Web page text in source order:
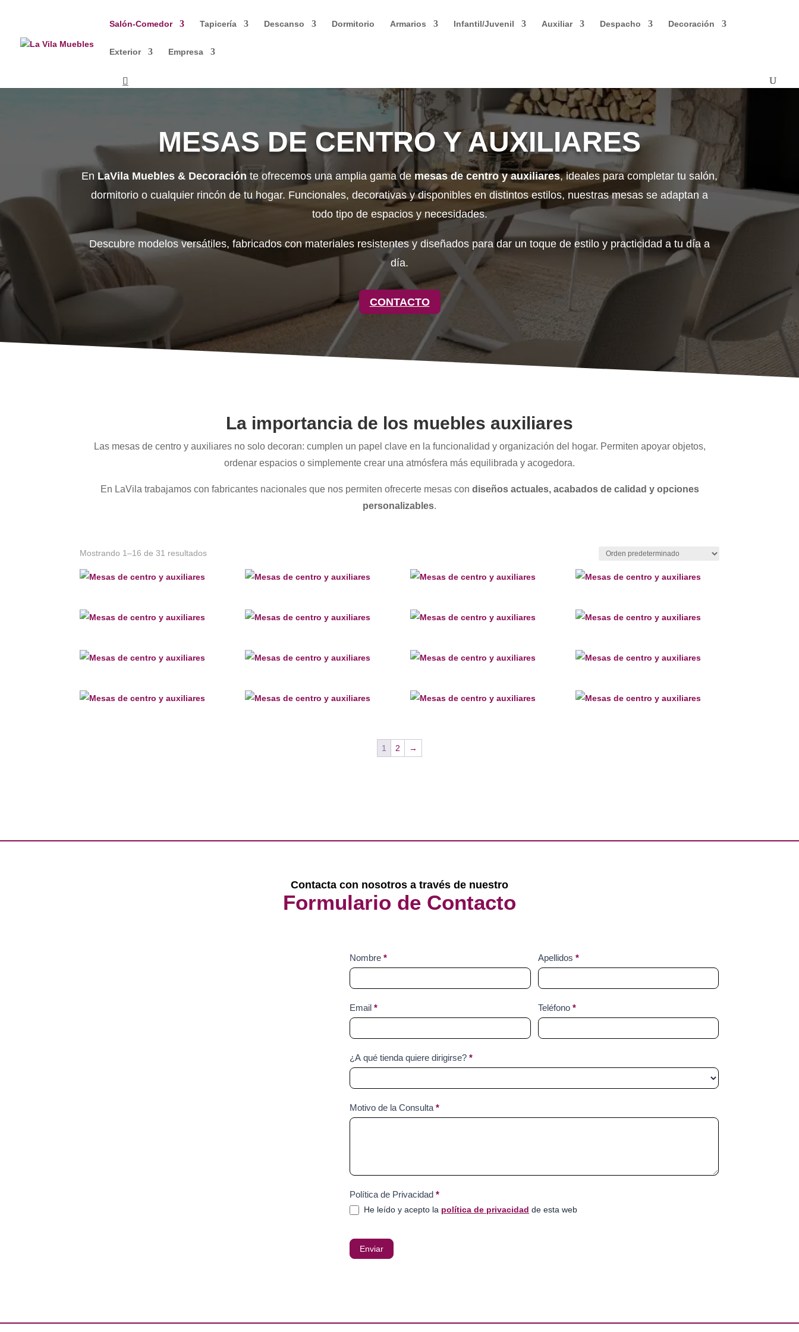
Salón-Comedor Tapicería Descanso Dormitorio Armarios Infantil/Juvenil Auxiliar Despacho Decoración
Exterior Empresa
MESAS DE CENTRO Y AUXILIARES
En LaVila Muebles & Decoraciónte ofrecemos una amplia gama de mesas de centro y auxiliares, ideales para completar tu salón,
dormitorio o cualquier rincón de tu hogar. Funcionales, decorativas y disponibles en distintos estilos, nuestras mesas se adaptan a
todo tipo de espacios y necesidades.
Descubre modelos versátiles, fabricados con materiales resistentes y diseñados para dar un toque de estilo y practicidad a tu día a
día.
CONTACTO
La importancia de los muebles auxiliares
Las mesas de centro y auxiliares no solo decoran: cumplen un papel clave en la funcionalidad y organización del hogar. Permiten apoyar objetos,
ordenar espacios o simplemente crear una atmósfera más equilibrada y acogedora.
En LaVila trabajamos con fabricantes nacionales que nos permiten ofrecerte mesas con diseños actuales, acabados de calidad y opciones
personalizables.
Mostrando 1–16 de 31 resultados
1 2 →
Contacta con nosotros a través de nuestro
Formulario de Contacto
Contact
Us
Nombre* Apellidos *
Email* Teléfono *
¿A qué tienda quiere dirigirse?*
Motivo de la Consulta*
Política de Privacidad*
He leído y acepto la política de privacidad de esta web
Enviar